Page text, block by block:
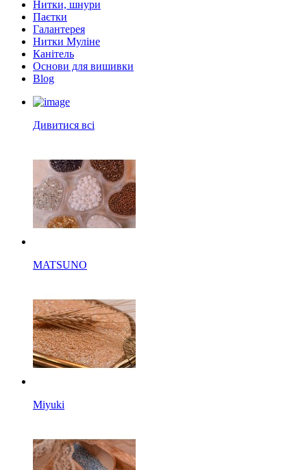
Нитки, шнури
Паєтки
Галантерея
Нитки Муліне
Канітель
Основи для вишивки
Blog
Дивитися всі
MATSUNO
Miyuki